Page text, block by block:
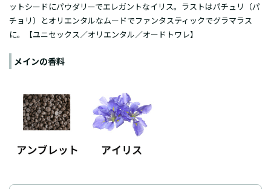
ットシードにパウダリーでエレガントなイリス。ラストはパチュリ（パ
チョリ）とオリエンタルなムードでファンタスティックでグラマラス
に。【ユニセックス／オリエンタル／オードトワレ】
メインの香料